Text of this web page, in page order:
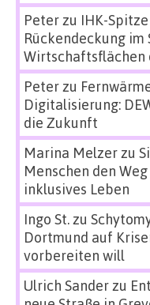
Peterzu IHK-
Rückendeckung im
Wirtschaftsflächen
Peterzu
Digitalisierung:
die Zukunft
Marina Melzerzu
Menschen den
inklusives Leben
Ingo St.zu
Dortmund auf
vorbereiten will
Ulrich Sanderzu